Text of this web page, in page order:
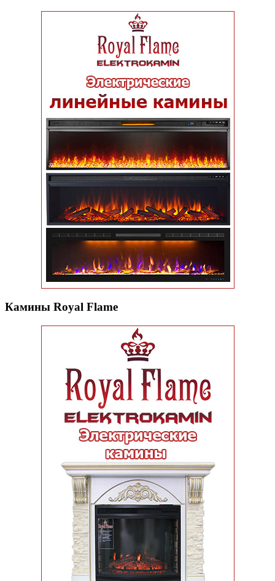
Камины Royal Flame